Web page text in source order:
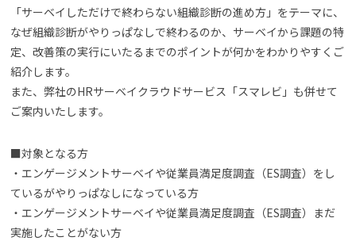
「サーベイしただけで終わらない組織診断の進め方」をテーマに、
なぜ組織診断がやりっぱなしで終わるのか、サーベイから課題の特
定、改善策の実行にいたるまでのポイントが何かをわかりやすくご
紹介します。
また、弊社のHRサーベイクラウドサービス「スマレビ」も併せて
ご案内いたします。
■対象となる方
・エンゲージメントサーベイや従業員満足度調査（ES調査）をし
ているがやりっぱなしになっている方
・エンゲージメントサーベイや従業員満足度調査（ES調査）まだ
実施したことがない方